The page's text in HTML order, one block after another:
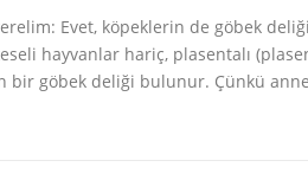
Evet, köpeklerin de göbek
hayvanlar hariç, plasentalı
bir göbek deliği bulunur. Çünkü